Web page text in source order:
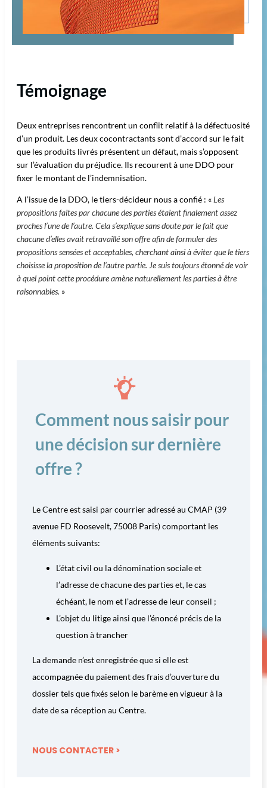
Témoignage
Deux entreprises rencontrent un conflit relatif à la défectuosité
d’un produit. Les deux cocontractants sont d’accord sur le fait
que les produits livrés présentent un défaut, mais s’opposent
sur l’évaluation du préjudice. Ils recourent à une DDO pour
fixer le montant de l’indemnisation.
A l’issue de la DDO, le tiers-décideur nous a confié : «Les
propositions faites par chacune des parties étaient finalement assez
proches l’une de l’autre. Cela s’explique sans doute par le fait que
chacune d’elles avait retravaillé son offre afin de formuler des
propositions sensées et acceptables, cherchant ainsi à éviter que le tiers
choisisse la proposition de l’autre partie. Je suis toujours étonné de voir
à quel point cette procédure amène naturellement les parties à être
raisonnables. »
Comment nous saisir pour
une décision sur dernière
offre ?
Le Centre est saisi par courrier adressé au CMAP (39
avenue FD Roosevelt, 75008 Paris) comportant les
éléments suivants:
L’état civil ou la dénomination sociale et
l’adresse de chacune des parties et, le cas
échéant, le nom et l’adresse de leur conseil ;
L’objet du litige ainsi que l’énoncé précis de la
question à trancher
La demande n’est enregistrée que si elle est
accompagnée du paiement des frais d’ouverture du
dossier tels que fixés selon le barème en vigueur à la
date de sa réception au Centre.
NOUS CONTACTER >